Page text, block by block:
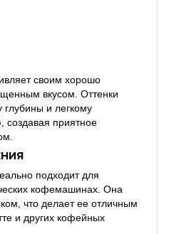
своим хорошо
вкусом. Оттенки
и легкому
создавая приятное
подходит для
кофемашинах. Она
что делает ее отличным
и других кофейных